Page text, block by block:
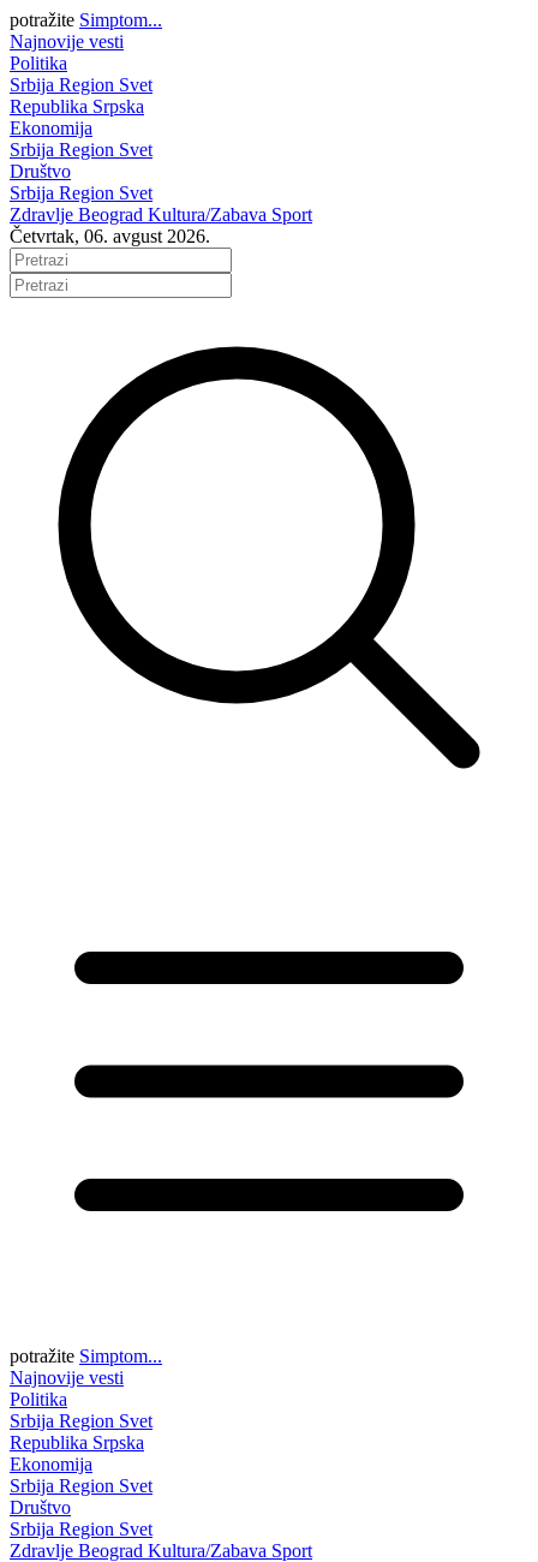
potražite Simptom...
Najnovije vesti
Politika
Srbija Region Svet
Republika Srpska
Ekonomija
Srbija Region Svet
Društvo
Srbija Region Svet
Zdravlje Beograd Kultura/Zabava Sport
Četvrtak, 06. avgust 2026.
potražite Simptom...
Najnovije vesti
Politika
Srbija Region Svet
Republika Srpska
Ekonomija
Srbija Region Svet
Društvo
Srbija Region Svet
Zdravlje Beograd Kultura/Zabava Sport